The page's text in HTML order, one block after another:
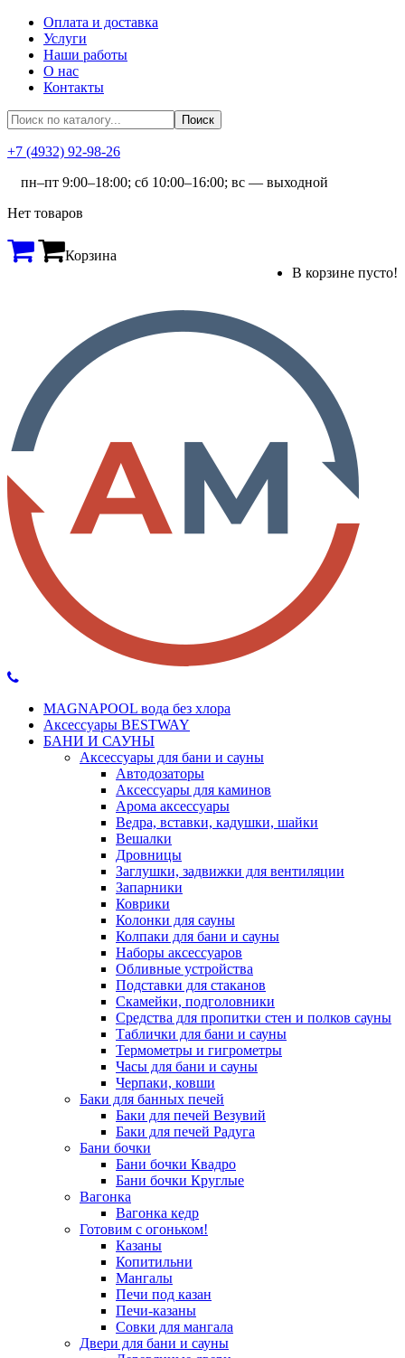
Оплата и доставка
Услуги
Наши работы
О нас
Контакты
+7 (4932) 92-98-26
пн–пт 9:00–18:00; сб 10:00–16:00; вс — выходной
Нет товаров
Корзина
В корзине пусто!
MAGNAPOOL вода без хлора
Аксессуары BESTWAY
БАНИ И САУНЫ
Аксессуары для бани и сауны
Автодозаторы
Аксессуары для каминов
Арома аксессуары
Ведра, вставки, кадушки, шайки
Вешалки
Дровницы
Заглушки, задвижки для вентиляции
Запарники
Коврики
Колонки для сауны
Колпаки для бани и сауны
Наборы аксессуаров
Обливные устройства
Подставки для стаканов
Скамейки, подголовники
Средства для пропитки стен и полков сауны
Таблички для бани и сауны
Термометры и гигрометры
Часы для бани и сауны
Черпаки, ковши
Баки для банных печей
Баки для печей Везувий
Баки для печей Радуга
Бани бочки
Бани бочки Квадро
Бани бочки Круглые
Вагонка
Вагонка кедр
Готовим с огоньком!
Казаны
Копитильни
Мангалы
Печи под казан
Печи-казаны
Совки для мангала
Двери для бани и сауны